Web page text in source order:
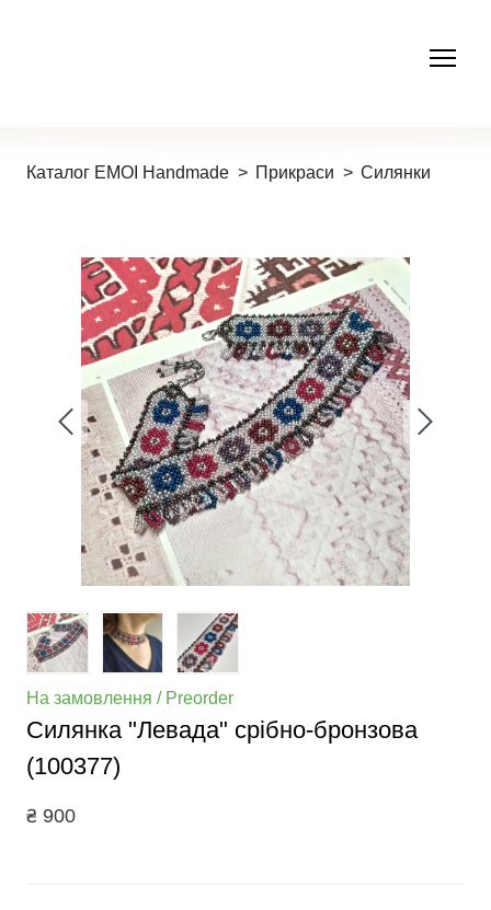
Каталог EMOI Handmade Прикраси Силянки
На замовлення / Preorder
Силянка "Левада" срібно-бронзова
(100377)
₴ 900